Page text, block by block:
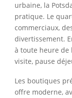
urbaine, la
pratique. Le
commerciaux,
divertissement.
à toute heure de
visite, pause
Les boutiques
offre moderne,